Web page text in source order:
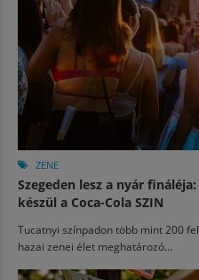
ZENE
Szegeden lesz a nyár
készül a Coca-Cola SZIN
Tucatnyi színpadon több mint 200
hazai zenei élet meghatározó...